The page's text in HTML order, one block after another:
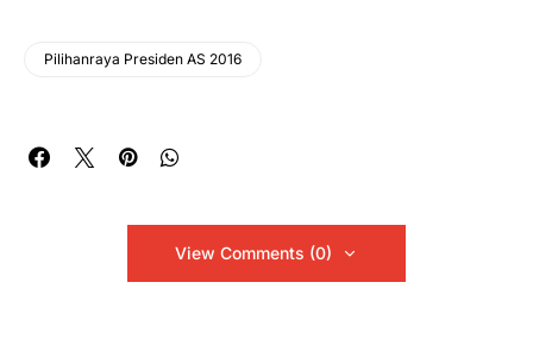
Pilihanraya Presiden AS 2016
View Comments (0)